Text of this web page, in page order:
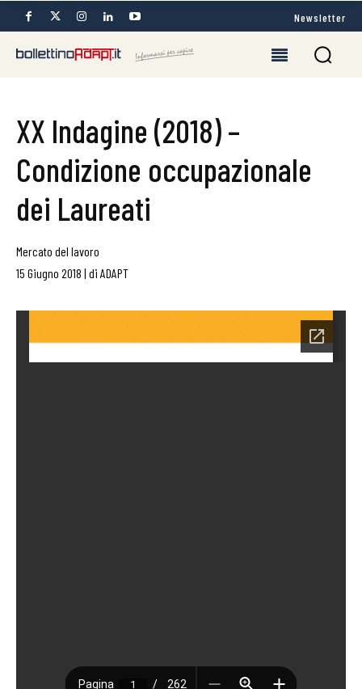
Newsletter
XX Indagine (2018) –
Condizione occupazionale
dei Laureati
Mercato del lavoro
15 Giugno 2018 | di ADAPT